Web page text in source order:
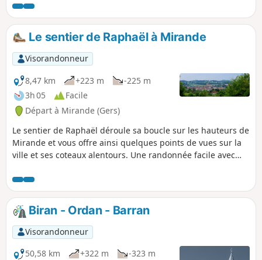
traitant du respect, de la différence, de la
tolérance, de la laïcité, un parcours
pédagogique à partager avec les enfants.
Tout au long de la randonnée, des coins de
pause aménagés (n'oubliez pas le pique-
nique), des points de vue sur la chaîne des
Pyrénées, une boucle agréable à faire en
famille, en groupe.
Le sentier de Raphaël à Mirande
Visorandonneur
8,47 km
+223 m
-225 m
3h 05
Facile
Départ à Mirande (Gers)
Le sentier de Raphaël déroule sa boucle sur les hauteurs de
Mirande et vous offre ainsi quelques points de vues sur la
ville et ses coteaux alentours. Une randonnée facile avec
circuit relativement ombragé, très agréable à parcourir
durant la période estivale.
Biran - Ordan - Barran
Visorandonneur
50,58 km
+322 m
-323 m